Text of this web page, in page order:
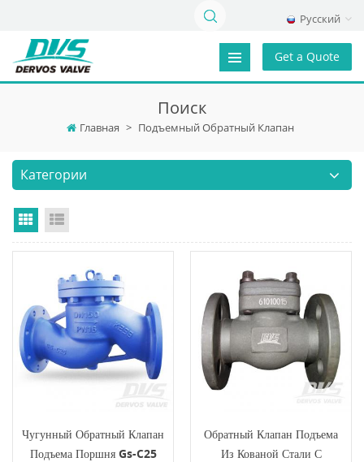
Русский
Get a Quote
Поиск
Главная > Подъемный Обратный Клапан
Категории
Grid View
Чугунный Обратный Клапан
Подъема Поршня Gs-C25
Обратный Клапан Подъема
Из Кованой Стали С